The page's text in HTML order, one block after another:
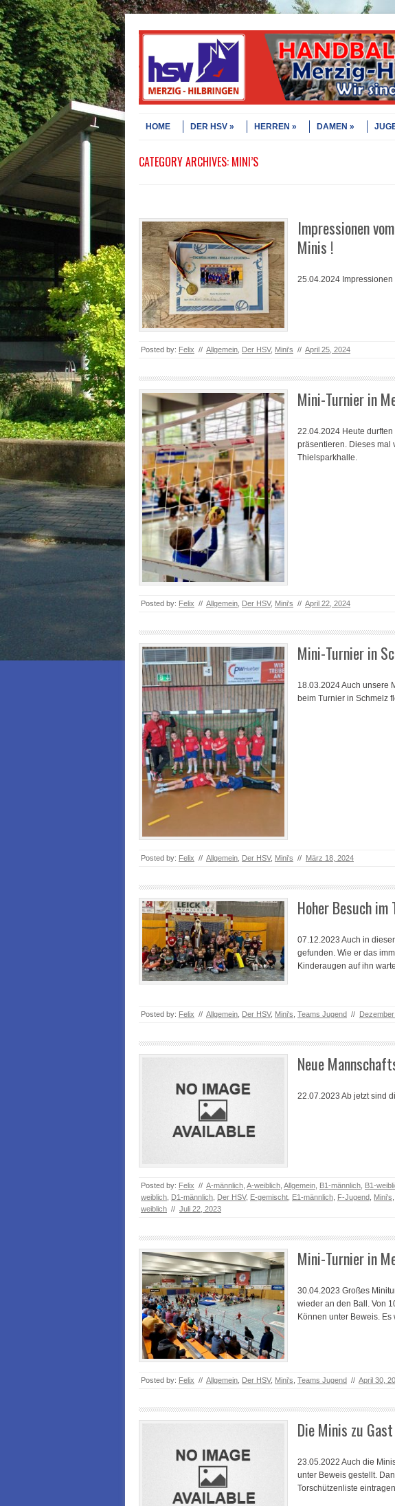
Menu
HOME
DER HSV HERREN DAMEN
CATEGORY ARCHIVES: MINI’S
Impressionen
Minis !
25.04.2024
Posted by: Felix // Allgemein Der HSV, Mini's // April 25, 2024
Mini-Turnier in
22.04.2024 Heute
präsentieren. Dieses mal
Thielsparkhalle.
Posted by: Felix // Allgemein Der HSV, Mini's // April 22, 2024
Mini-Turnier in
18.03.2024 Auch unsere
beim Turnier in Schmelz
Posted by: Felix // Allgemein Der HSV, Mini's // März 18, 2024
Hoher Besuch im
07.12.2023 Auch in
gefunden. Wie er das
Kinderaugen auf ihn
Posted by: Felix // Allgemein Der HSV, Mini's Teams Jugend //
Neue
22.07.2023 Ab jetzt sind
Posted by: Felix // A-männlich A-weiblich Allgemein B1-männlich B1-
weiblich
D1-männlich Der HSV, E-gemischt E1-männlich F-Jugend Mini's
weiblich // Juli 22, 2023
Mini-Turnier in
30.04.2023 Großes
wieder an den Ball. Von
Können unter Beweis.
Posted by: Felix // Allgemein Der HSV, Mini's Teams Jugend // April 30,
Die Minis zu
23.05.2022 Auch die
unter Beweis gestellt.
Torschützenliste